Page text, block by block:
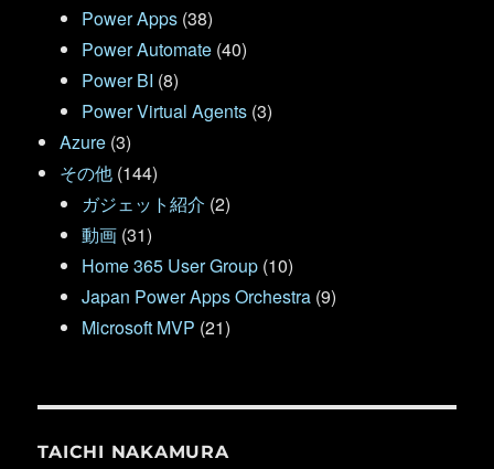
Power Apps (38)
Power Automate (40)
Power BI (8)
Power Virtual Agents (3)
Azure (3)
その他 (144)
ガジェット紹介 (2)
動画 (31)
Home 365 User Group (10)
Japan Power Apps Orchestra (9)
Microsoft MVP (21)
TAICHI NAKAMURA